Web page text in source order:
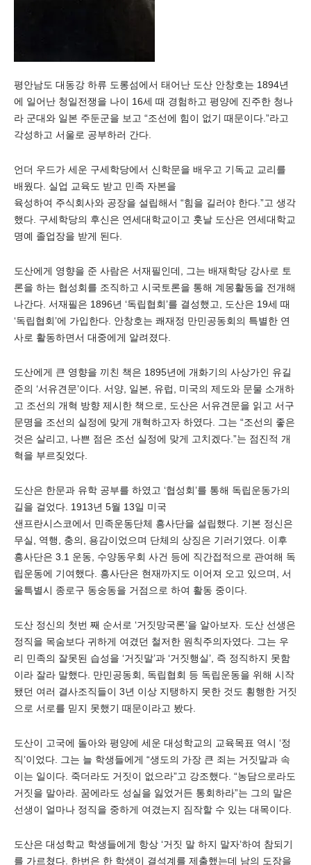
평안남도 대동강 하류 도롱섬에서 태어난 도산 안창호는 1894년
에 일어난 청일전쟁을 나이 16세 때 경험하고 평양에 진주한 청나
라 군대와 일본 주둔군을 보고 “조선에 힘이 없기 때문이다.”라고
각성하고 서울로 공부하러 간다.
언더 우드가 세운 구세학당에서 신학문을 배우고 기독교 교리를
배웠다. 실업 교육도 받고 민족 자본을
육성하여 주식회사와 공장을 설립해서 “힘을 길러야 한다.”고 생각
했다. 구세학당의 후신은 연세대학교이고 훗날 도산은 연세대학교
명예 졸업장을 받게 된다.
도산에게 영향을 준 사람은 서재필인데, 그는 배재학당 강사로 토
론을 하는 협성회를 조직하고 시국토론을 통해 계몽활동을 전개해
나간다. 서재필은 1896년 ‘독립협회’를 결성했고, 도산은 19세 때
‘독립협회’에 가입한다. 안창호는 쾌재정 만민공동회의 특별한 연
사로 활동하면서 대중에게 알려졌다.
도산에게 큰 영향을 끼친 책은 1895년에 개화기의 사상가인 유길
준의 ‘서유견문’이다. 서양, 일본, 유럽, 미국의 제도와 문물 소개하
고 조선의 개혁 방향 제시한 책으로, 도산은 서유견문을 읽고 서구
문명을 조선의 실정에 맞게 개혁하고자 하였다. 그는 “조선의 좋은
것은 살리고, 나쁜 점은 조선 실정에 맞게 고치겠다.”는 점진적 개
혁을 부르짖었다.
도산은 한문과 유학 공부를 하였고 ‘협성회’를 통해 독립운동가의
길을 걸었다. 1913년 5월 13일 미국
샌프란시스코에서 민족운동단체 흥사단을 설립했다. 기본 정신은
무실, 역행, 충의, 용감이었으며 단체의 상징은 기러기였다. 이후
흥사단은 3.1 운동, 수양동우회 사건 등에 직간접적으로 관여해 독
립운동에 기여했다. 흥사단은 현재까지도 이어져 오고 있으며, 서
울특별시 종로구 동숭동을 거점으로 하여 활동 중이다.
도산 정신의 첫번 째 순서로 ‘거짓망국론’을 알아보자. 도산 선생은
정직을 목숨보다 귀하게 여겼던 철저한 원칙주의자였다. 그는 우
리 민족의 잘못된 습성을 ‘거짓말’과 ‘거짓행실’, 즉 정직하지 못함
이라 잘라 말했다. 만민공동회, 독립협회 등 독립운동을 위해 시작
됐던 여러 결사조직들이 3년 이상 지탱하지 못한 것도 횡행한 거짓
으로 서로를 믿지 못했기 때문이라고 봤다.
도산이 고국에 돌아와 평양에 세운 대성학교의 교육목표 역시 ‘정
직’이었다. 그는 늘 학생들에게 “생도의 가장 큰 죄는 거짓말과 속
이는 일이다. 죽더라도 거짓이 없으라”고 강조했다. “농담으로라도
거짓을 말아라. 꿈에라도 성실을 잃었거든 통회하라”는 그의 말은
선생이 얼마나 정직을 중하게 여겼는지 짐작할 수 있는 대목이다.
도산은 대성학교 학생들에게 항상 ‘거짓 말 하지 말자’하여 참되기
를 가르쳤다. 한번은 한 학생이 결석계를 제출했는데 남의 도장을